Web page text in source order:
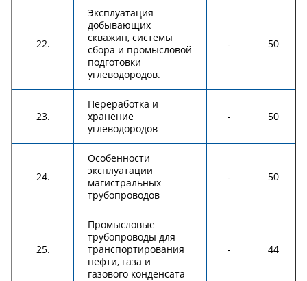
22.
Эксплуатация
добывающих
скважин, системы
сбора и промысловой
подготовки
углеводородов.
- 50
23.
Переработка и
хранение
углеводородов
- 50
24.
Особенности
эксплуатации
магистральных
трубопроводов
- 50
25.
Промысловые
трубопроводы для
транспортирования
нефти, газа и
газового конденсата
- 44